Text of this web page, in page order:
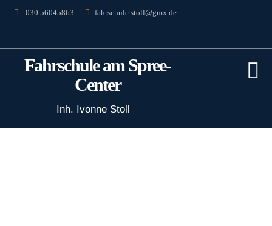
030 56045863 fahrschule.stoll@gmx.de
Fahrschule am Spree-
Center
Inh. Ivonne Stoll